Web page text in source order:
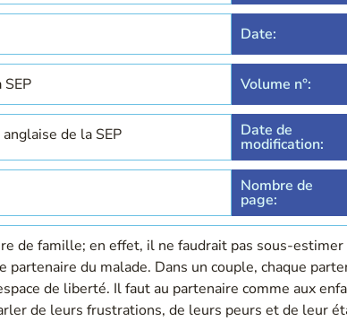
Date:
Volume n°:
de la SEP Date de
modification:
Nombre de
page:
de famille; en effet, il ne faudrait pas sous-
partenaire du malade. Dans un couple, chaque
de liberté. Il faut au partenaire comme aux
de leurs frustrations, de leurs peurs et de leur